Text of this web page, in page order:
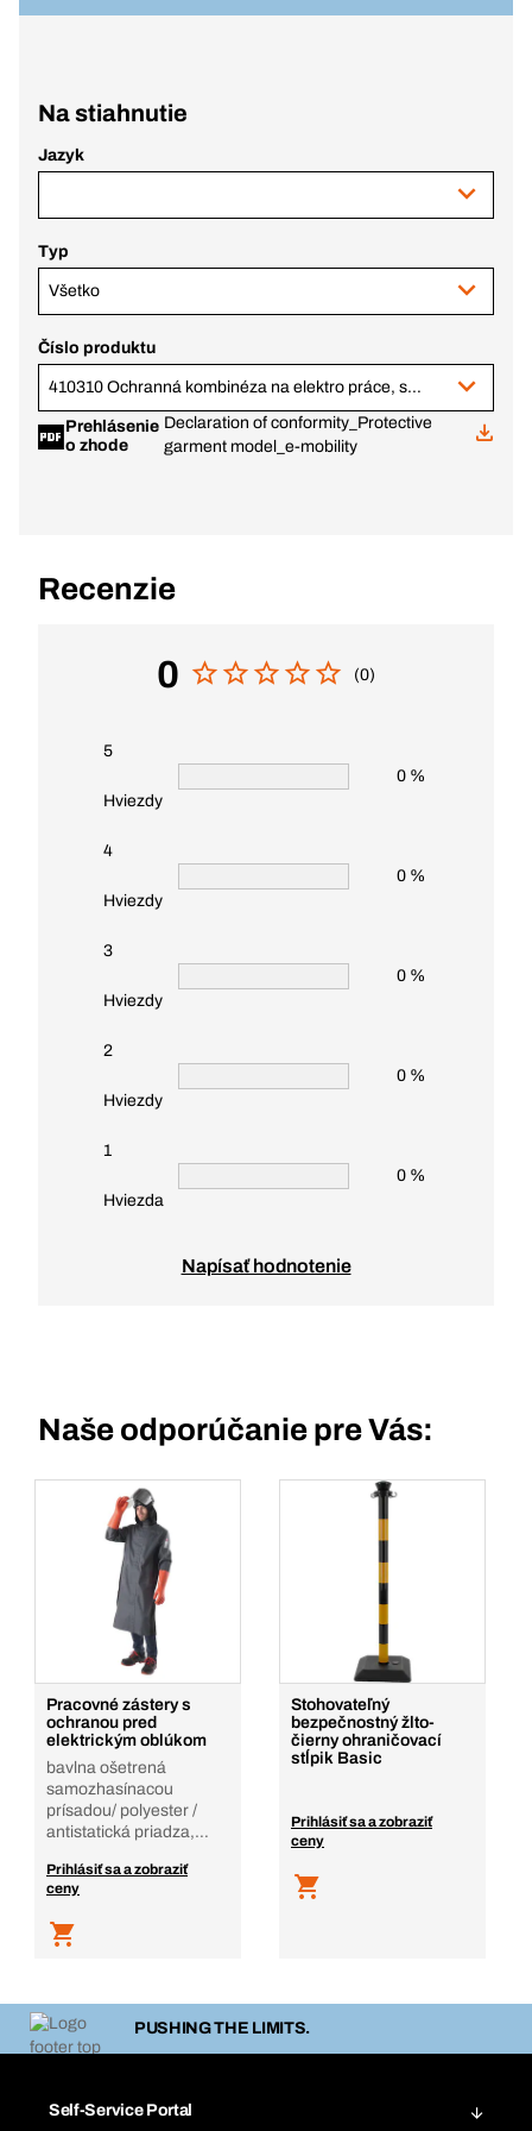
Na stiahnutie
Jazyk
Typ
Všetko
Číslo produktu
410310 Ochranná kombinéza na elektro práce, sivo-čierna, v. XXXL
Prehlásenie
o zhode
Declaration of conformity_Protective
garment model_e-mobility
Recenzie
0 (0)
5
Hviezdy
0 %
4
Hviezdy
0 %
3
Hviezdy
0 %
2
Hviezdy
0 %
1
Hviezda
0 %
Napísať hodnotenie
Naše odporúčanie pre Vás:
Pracovné zástery s
ochranou pred
elektrickým oblúkom
bavlna ošetrená
samozhasínacou
prísadou/ polyester /
antistatická priadza,
Prihlásiť sa a zobraziť
ceny
Stohovateľný
bezpečnostný žlto-
čierny ohraničovací
stĺpik Basic
Prihlásiť sa a zobraziť
ceny
PUSHING THE LIMITS.
Self-Service Portal